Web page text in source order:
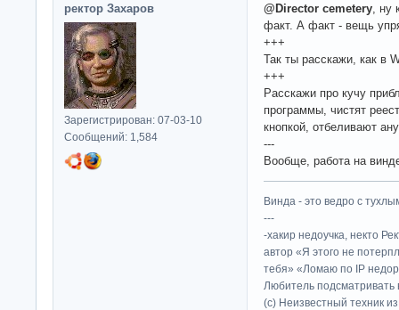
ректор Захаров
Зарегистрирован: 07-03-10
Сообщений: 1,584
@Director cemetery ,
факт. А факт - вещь
+++
Так ты расскажи, как в
+++
Расскажи про кучу
программы, чистят
кнопкой, отбеливают
---
Вообще, работа на
Винда - это ведро с
---
-хакир недоучка, некто
автор «Я этого не
тебя» «Ломаю по IP
Любитель подсматривать
(c) Неизвестный техник